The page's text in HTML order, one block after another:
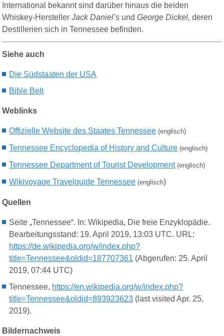
International bekannt sind darüber hinaus die beiden
Whiskey-HerstellerJack Daniel’s und George Dickel, deren
Destillerien sich in Tennessee befinden.
Siehe auch
Die Südstaaten der USA
Bible Belt
Weblinks
Offizielle Website des Staates Tennessee (englisch)
Tennessee Encyclopedia of History and Culture (englisch)
Tennessee Department of Tourist Development(englisch)
Wikivoyage Travelguide Tennessee (engl isch)
Quellen
Seite „Tennessee“. In: Wikipedia, Die freie Enzyklopädie.
Bearbeitungsstand: 19. April 2019, 13:03 UTC. URL:
https://de.wikipedia.org/w/index.php?
title=Tennessee&oldid=187707361 (Abgerufen: 25. April
2019, 07:44 UTC)
Tennessee, https://en.wikipedia.org/w/index.php?
title=Tennessee&oldid=893923623 (last visited Apr. 25,
2019).
Bildernachweis